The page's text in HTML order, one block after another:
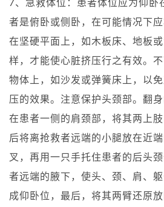
7、急救体位：患者体位应为仰卧
者是俯卧或侧卧，在可能情况下
在坚硬平面上，如木板床、地板
样，才能使心脏挤压行之有效。
物体上，如沙发或弹簧床上，以
压的效果。注意保护头颈部。翻
在患者一侧的肩颈部，将其两上
后将离抢救者远端的小腿放在近
叉，再用一只手托住患者的后头
者远端的腋下，使头、颈、肩、
成仰卧位，最后，将其两臂还原放